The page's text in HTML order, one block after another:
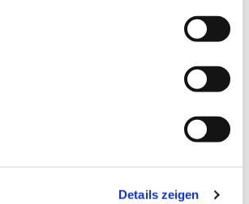
Details zeigen
und Schüler